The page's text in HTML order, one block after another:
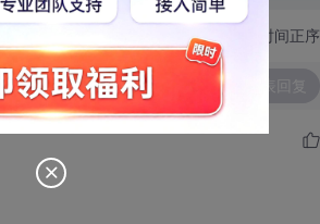
切换为时间正序